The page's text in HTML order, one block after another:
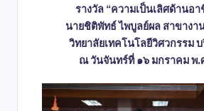
รางวัล “ความเป็นเลิศด้านอ
นายชิติพัทธ์ ไพบูลย์ผล สาขางา
วิทยาลัยเทคโนโลยีวิศวกรรม
ณ วันจันทร์ที่ ๑๖ มกราคม พ